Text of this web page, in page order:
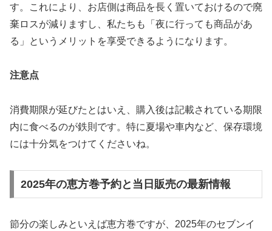
す。これにより、お店側は商品を長く置いておけるので廃
棄ロスが減りますし、私たちも「夜に行っても商品があ
る」というメリットを享受できるようになります。
注意点
消費期限が延びたとはいえ、購入後は記載されている期限
内に食べるのが鉄則です。特に夏場や車内など、保存環境
には十分気をつけてくださいね。
2025年の恵方巻予約と当日販売の最新情報
節分の楽しみといえば恵方巻ですが、2025年のセブンイ